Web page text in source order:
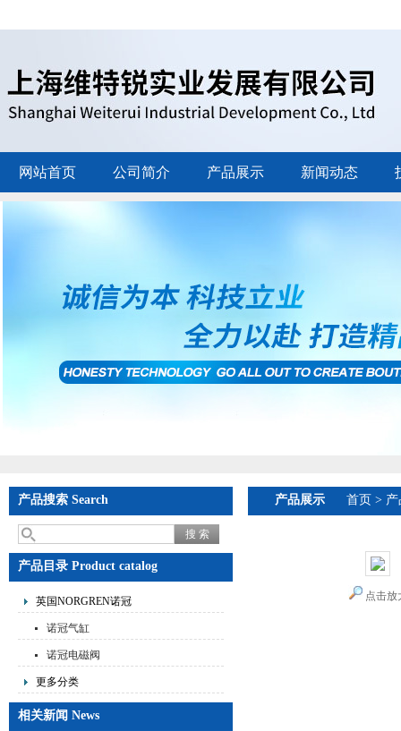
网站首页 公司简介 产品展示 新闻动态
产品搜索 Search
产品目录 Product catalog
英国NORGREN诺冠
诺冠气缸
诺冠电磁阀
更多分类
相关新闻 News
产品展示 首页 >
点击放